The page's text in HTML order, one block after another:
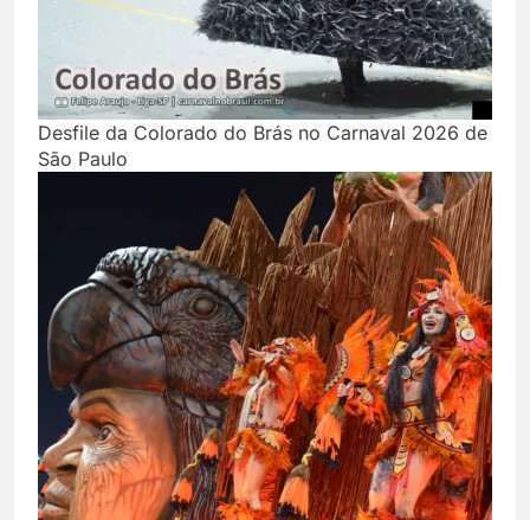
Desfile da Colorado do Brás no Carnaval 2026 de
São Paulo